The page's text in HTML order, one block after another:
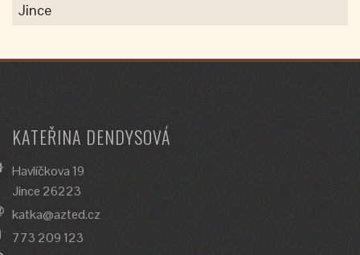
Jince
KATEŘINA DENDYSOVÁ
Havlíčkova 19
Jince 26223
katka@azted.cz
773 209 123